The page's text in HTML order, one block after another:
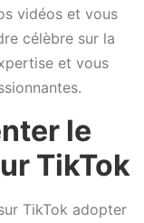
vidéos et vous
célèbre sur la
et vous
le
TikTok
TikTok adopter